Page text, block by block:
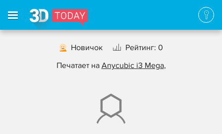
Новичок
Рейтинг: 0
Печатает на Anycubic i3 Mega,